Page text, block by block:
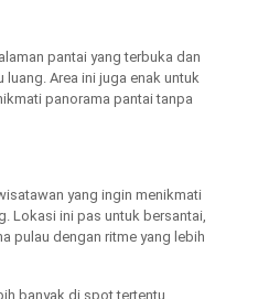
pantai yang terbuka dan
Area ini juga enak untuk
panorama pantai tanpa
yang ingin menikmati
Lokasi ini pas untuk bersantai,
pulau dengan ritme yang lebih
banyak di spot tertentu,